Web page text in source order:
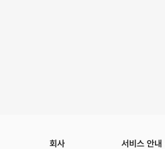
회사 서비스 안내